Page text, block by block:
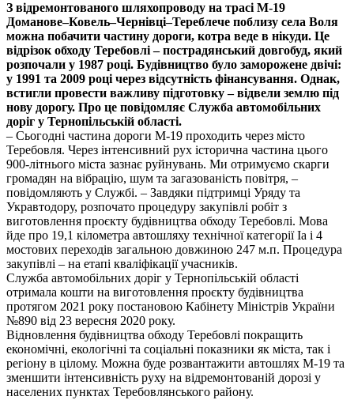
З відремонтованого шляхопроводу на трасі М-19
Доманове–Ковель–Чернівці–Тереблече поблизу села Воля
можна побачити частину дороги, котра веде в нікуди. Це
відрізок обходу Теребовлі – пострадянський довгобуд, який
розпочали у 1987 році. Будівництво було заморожене двічі:
у 1991 та 2009 році через відсутність фінансування. Однак,
встигли провести важливу підготовку – відвели землю під
нову дорогу. Про це повідомляє Служба автомобільних
доріг у Тернопільській області.
– Сьогодні частина дороги М-19 проходить через місто
Теребовля. Через інтенсивний рух історична частина цього
900-літнього міста зазнає руйнувань. Ми отримуємо скарги
громадян на вібрацію, шум та загазованість повітря, –
повідомляють у Службі. – Завдяки підтримці Уряду та
Укравтодору, розпочато процедуру закупівлі робіт з
виготовлення проєкту будівництва обходу Теребовлі. Мова
йде про 19,1 кілометра автошляху технічної категорії Iа і 4
мостових переходів загальною довжиною 247 м.п. Процедура
закупівлі – на етапі кваліфікації учасників.
Служба автомобільних доріг у Тернопільській області
отримала кошти на виготовлення проєкту будівництва
протягом 2021 року постановою Кабінету Міністрів України
№890 від 23 вересня 2020 року.
Відновлення будівництва обходу Теребовлі покращить
економічні, екологічні та соціальні показники як міста, так і
регіону в цілому. Можна буде розвантажити автошлях М-19 та
зменшити інтенсивність руху на відремонтованій дорозі у
населених пунктах Теребовлянського району.